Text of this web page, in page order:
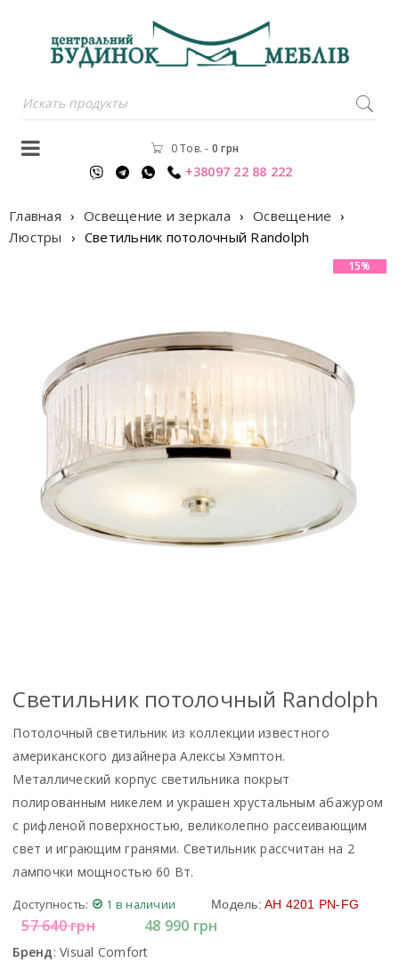
0 Тов. - 0грн
+38097 22 88 222
Главная › Освещение и зеркала › Освещение ›
Люстры › Светильник потолочный Randolph
15%
Светильник потолочный Randolph
Потолочный светильник из коллекции известного
американского дизайнера Алексы Хэмптон.
Металлический корпус светильника покрыт
полированным никелем и украшен хрустальным абажуром
с рифленой поверхностью, великолепно рассеивающим
свет и играющим гранями. Светильник рассчитан на 2
лампочки мощностью 60 Вт.
Доступность: 1 в наличии Модель: AH 4201 PN-FG
57 640грн 48 990 грн
Бренд:Visual Comfort